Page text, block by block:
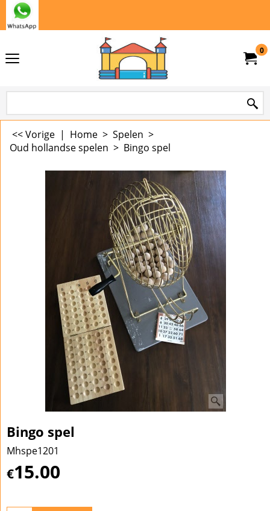
0
<< Vorige | Home > Spelen >
Oud hollandse spelen > Bingo spel
Bingo spel
Mhspe1201
€15.00